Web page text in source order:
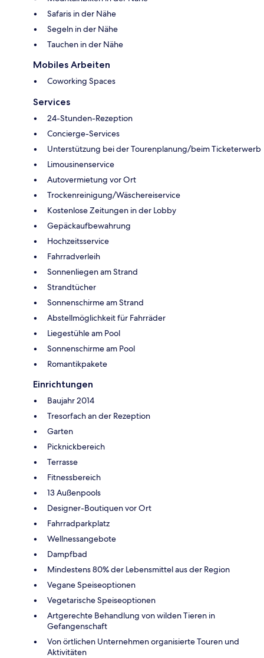
Safaris in der Nähe
Segeln in der Nähe
Tauchen in der Nähe
Mobiles Arbeiten
Coworking Spaces
Services
24-Stunden-Rezeption
Concierge-Services
Unterstützung bei der Tourenplanung/beim Ticketerwerb
Limousinenservice
Autovermietung vor Ort
Trockenreinigung/Wäschereiservice
Kostenlose Zeitungen in der Lobby
Gepäckaufbewahrung
Hochzeitsservice
Fahrradverleih
Sonnenliegen am Strand
Strandtücher
Sonnenschirme am Strand
Abstellmöglichkeit für Fahrräder
Liegestühle am Pool
Sonnenschirme am Pool
Romantikpakete
Einrichtungen
Baujahr 2014
Tresorfach an der Rezeption
Garten
Picknickbereich
Terrasse
Fitnessbereich
13 Außenpools
Designer-Boutiquen vor Ort
Fahrradparkplatz
Wellnessangebote
Dampfbad
Mindestens 80% der Lebensmittel aus der Region
Vegane Speiseoptionen
Vegetarische Speiseoptionen
Artgerechte Behandlung von wilden Tieren in
Gefangenschaft
Von örtlichen Unternehmen organisierte Touren und
Aktivitäten